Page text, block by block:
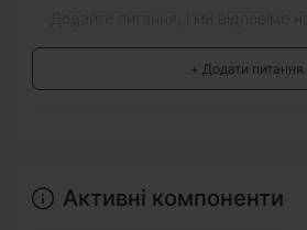
+ Додати питання
Активні компоненти